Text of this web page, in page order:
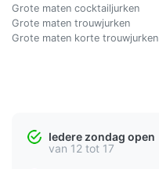
Grote maten cocktailjurken
Grote maten trouwjurken
Grote maten korte trouwjurken
Iedere zondag open
van 12 tot 17